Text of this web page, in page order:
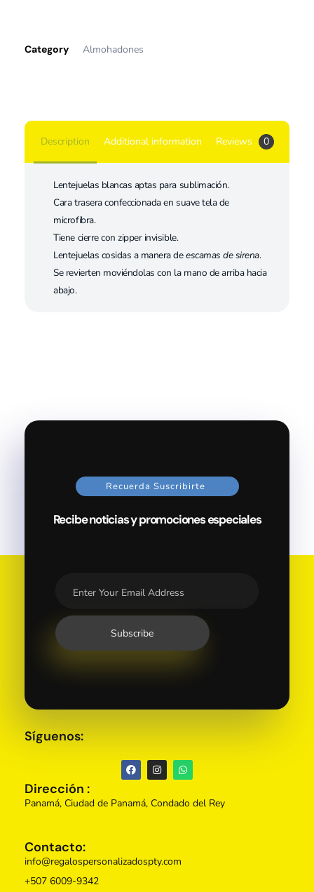
Category Almohadones
Description Additional information Reviews 0
Lentejuelas blancas aptas para sublimación.
Cara trasera confeccionada en suave tela de
microfibra.
Tiene cierre con zipper invisible.
Lentejuelas cosidas a manera deescamas de sirena.
Se revierten moviéndolas con la mano de arriba hacia
abajo.
Recuerda Suscribirte
Recibe noticias y promociones especiales
Contacto:
info@regalospersonalizadospty.com
+507 6009-9342
Dirección :
Panamá, Ciudad de Panamá, Condado del Rey
Síguenos: